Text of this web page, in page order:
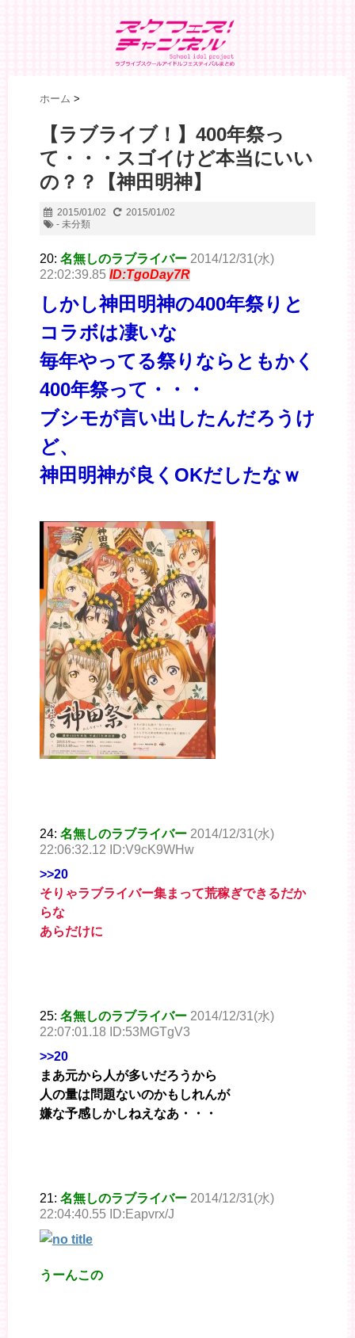
ホーム >
【ラブライブ！】400年祭っ
て・・・スゴイけど本当にいい
の？？【神田明神】
2015/01/02
2015/01/02
- 未分類
20: 名無しのラブライバー 2014/12/31(水)
22:02:39.85 ID:TgoDay7R
しかし神田明神の400年祭りと
コラボは凄いな
毎年やってる祭りならともかく
400年祭って・・・
ブシモが言い出したんだろうけ
ど、
神田明神が良くOKだしたなｗ
24: 名無しのラブライバー 2014/12/31(水)
22:06:32.12 ID:V9cK9WHw
>>20
そりゃラブライバー集まって荒稼ぎできるだか
らな
あらだけに
25: 名無しのラブライバー 2014/12/31(水)
22:07:01.18 ID:53MGTgV3
>>20
まあ元から人が多いだろうから
人の量は問題ないのかもしれんが
嫌な予感しかしねえなあ・・・
21: 名無しのラブライバー 2014/12/31(水)
22:04:40.55 ID:Eapvrx/J
うーんこの